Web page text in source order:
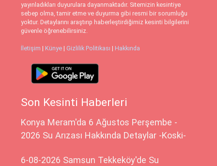
yayınladıkları duyurulara dayanmaktadır. Sitemizin kesintiye
sebep olma, tamir etme ve duyurma gibi resmi bir sorumluğu
yoktur. Detaylarını araştırıp haberleştirdiğimiz kesinti bilgilerini
güvenle öğrenebilirsiniz.
İletişim | Künye | Gizlilik Politikası | Hakkında
Son Kesinti Haberleri
Konya Meram'da 6 Ağustos Perşembe -
2026 Su Arızası Hakkında Detaylar -Koski-
6-08-2026 Samsun Tekkeköy'de Su